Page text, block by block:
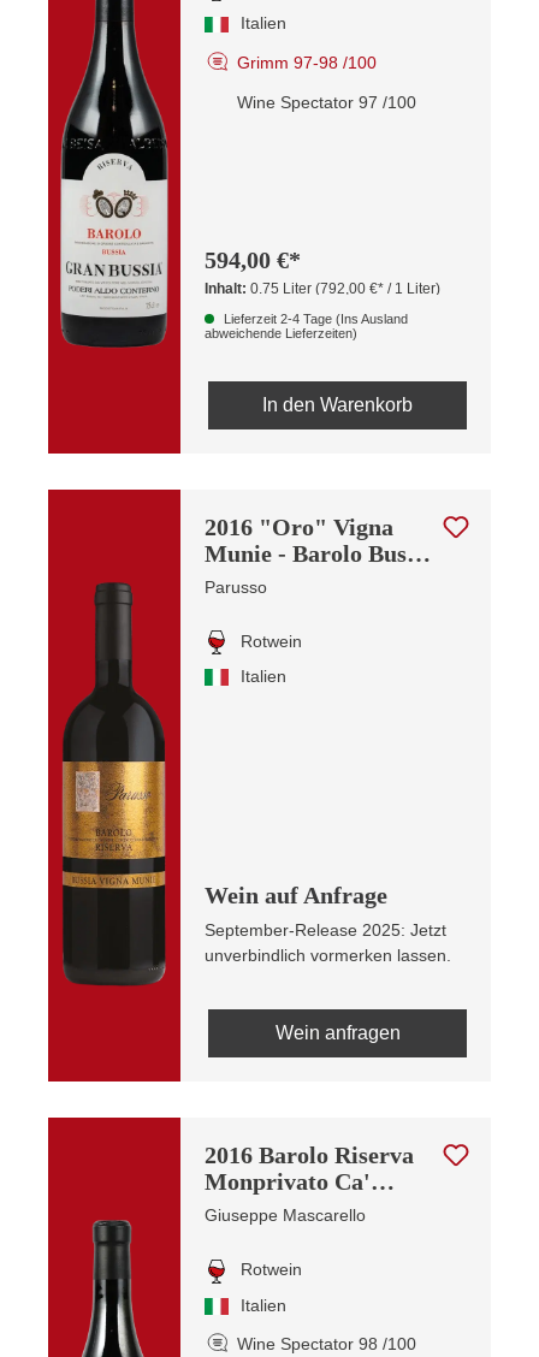
Italien
Grimm 97-98 /100
Wine Spectator 97 /100
594,00 €*
Inhalt:0.75 Liter(792,00 €* / 1 Liter)
Lieferzeit 2-4 Tage (Ins Ausland
abweichende Lieferzeiten)
In den Warenkorb
2016 "Oro" Vigna
Munie - Barolo Bussia
Riserva
Parusso
Rotwein
Italien
Wein auf Anfrage
September-Release 2025: Jetzt
unverbindlich vormerken lassen.
Wein anfragen
2016 Barolo Riserva
Monprivato Ca'
d'Morissio
Giuseppe Mascarello
Rotwein
Italien
Wine Spectator 98 /100